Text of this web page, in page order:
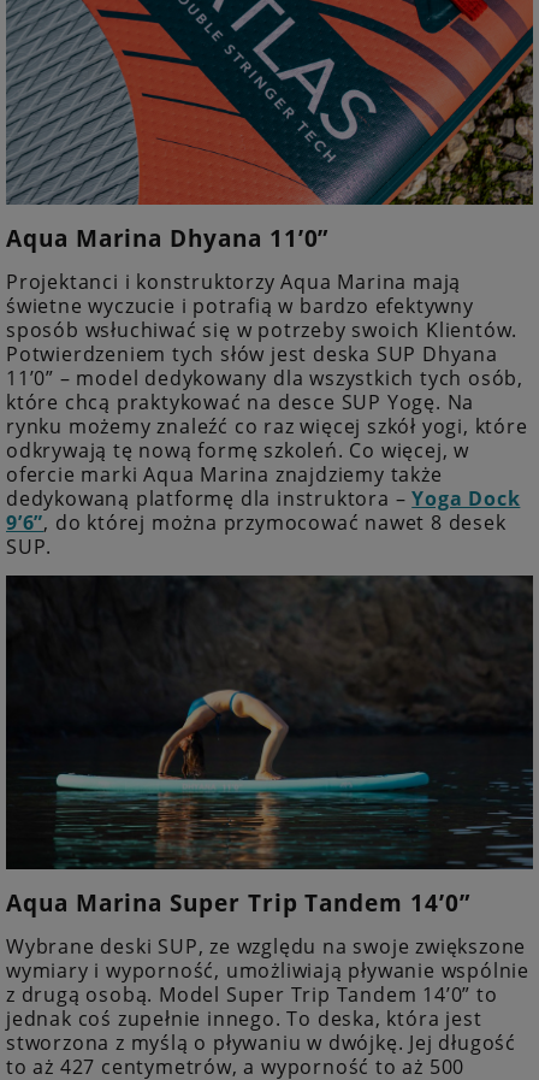
Aqua Marina Dhyana 11’0”
Projektanci i konstruktorzy Aqua Marina mają
świetne wyczucie i potrafią w bardzo efektywny
sposób wsłuchiwać się w potrzeby swoich Klientów.
Potwierdzeniem tych słów jest deska SUP Dhyana
11’0” – model dedykowany dla wszystkich tych osób,
które chcą praktykować na desce SUP Yogę. Na
rynku możemy znaleźć co raz więcej szkół yogi, które
odkrywają tę nową formę szkoleń. Co więcej, w
ofercie marki Aqua Marina znajdziemy także
dedykowaną platformę dla instruktora –Yoga Dock
9’6”, do której można przymocować nawet 8 desek
SUP.
Aqua Marina Super Trip Tandem 14’0”
Wybrane deski SUP, ze względu na swoje zwiększone
wymiary i wyporność, umożliwiają pływanie wspólnie
z drugą osobą. Model Super Trip Tandem 14’0” to
jednak coś zupełnie innego. To deska, która jest
stworzona z myślą o pływaniu w dwójkę. Jej długość
to aż 427 centymetrów, a wyporność to aż 500